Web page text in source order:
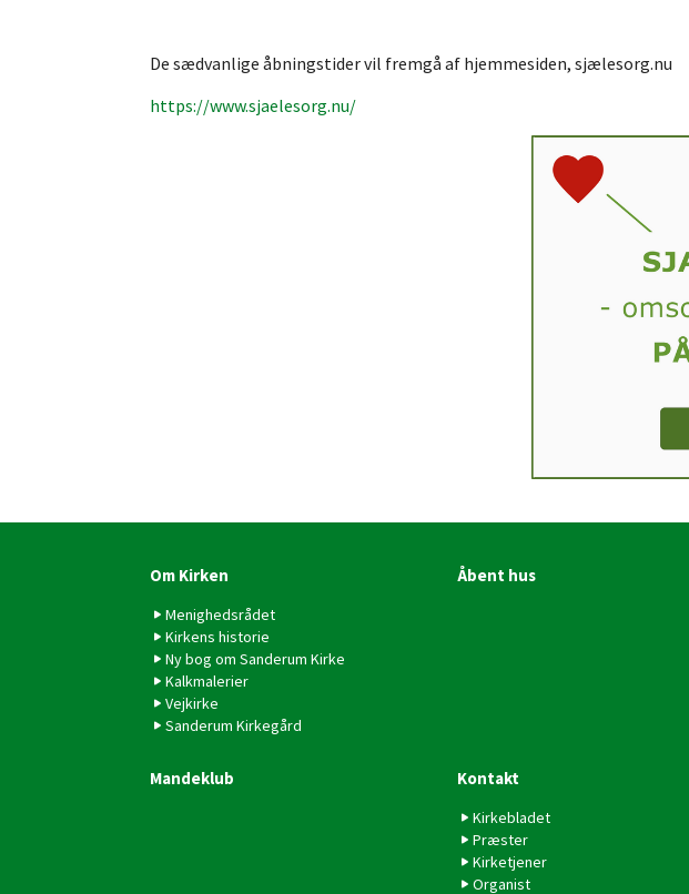
De sædvanlige åbningstider vil fremgå af hjemmesiden, sjælesorg.nu
https://www.sjaelesorg.nu/
Om Kirken
Menighedsrådet
Kirkens historie
Ny bog om Sanderum Kirke
Kalkmalerier
Vejkirke
Sanderum Kirkegård
Åbent hus
Mandeklub Kontakt
Kirkebladet
Præster
Kirketjener
Organist